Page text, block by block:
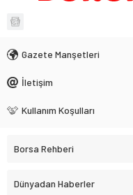
Gazete Manşetleri
İletişim
Kullanım Koşulları
Borsa Rehberi
Dünyadan Haberler